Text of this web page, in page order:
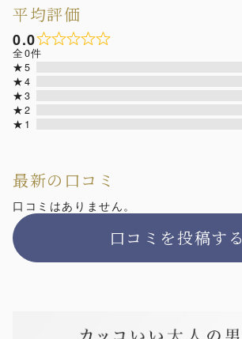
平均評価
0.0
全0件
★5
★4
★3
★2
★1
最新の口コミ
口コミはありません。
口コミを投稿する